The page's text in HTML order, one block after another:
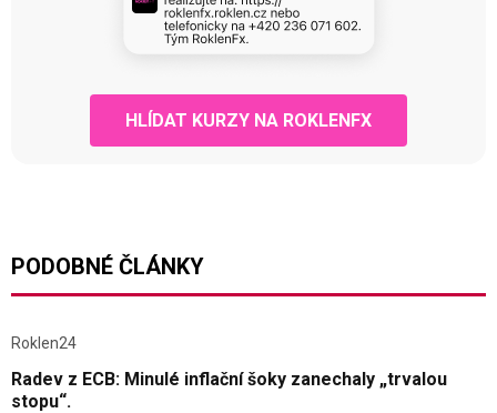
HLÍDAT KURZY NA ROKLENFX
PODOBNÉ ČLÁNKY
Roklen24
Radev z ECB: Minulé inflační šoky zanechaly „trvalou
stopu“.